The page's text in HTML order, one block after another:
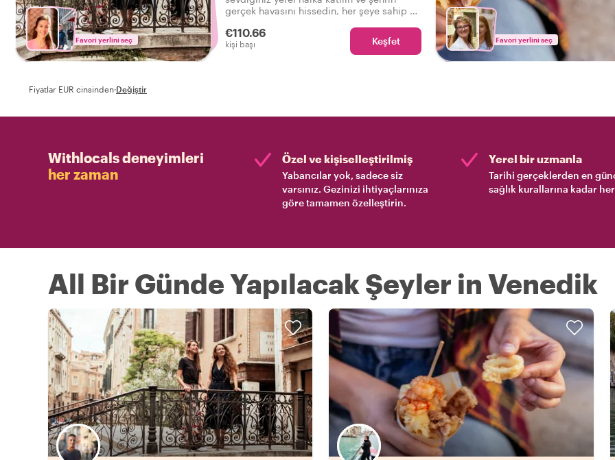
Favori yerlini seç
gerçek havasını hissedin, her şeye sahip bu
Gerçek Venedik'i deneyimledim!
€110.66
kişi başı Keşfet Favori yerlini seç
Fiyatlar EUR cinsinden·Değiştir
Withlocals deneyimleri
her zaman
Özel ve kişiselleştirilmiş
Yabancılar yok, sadece siz
varsınız. Gezinizi ihtiyaçlarınıza
göre tamamen özelleştirin.
Yerel bir uzmanla
Tarihi gerçeklerden en
sağlık kurallarına kadar
All Bir Günde Yapılacak Şeyler in Venedik
Favori yerel rehberini seç Favori yerel rehberini seç